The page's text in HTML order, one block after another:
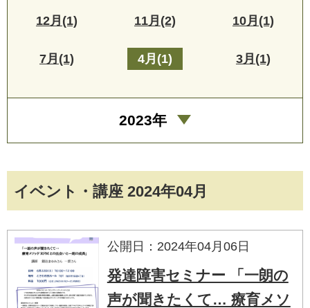
イベント・講座 2024年04月
公開日：2024年04月06日
発達障害セミナー 「一朗の
声が聞きたくて… 療育メソ
12月(1) 11月(2) 10月(1)
7月(1) 4月(1) 3月(1)
2023年